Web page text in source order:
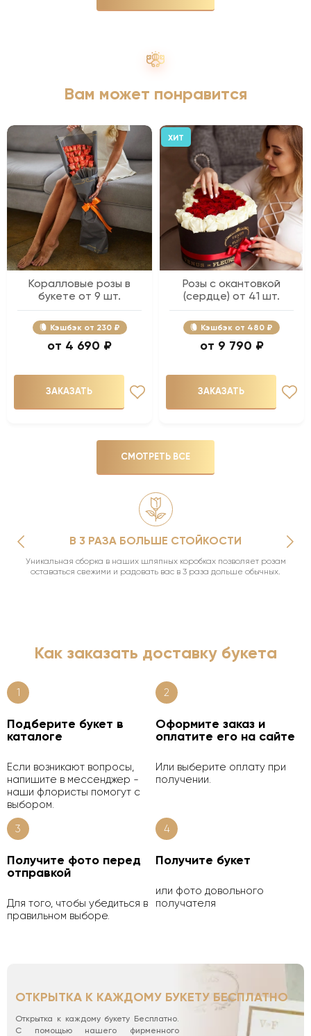
Вам может понравится
Коралловые розы в
букете от 9 шт.
Кэшбэк 230 ₽
4 690 ₽
ЗАКАЗАТЬ
ХИТ
Розы с окантовкой
(сердце) от 41 шт.
Кэшбэк 480 ₽
9 790 ₽
ЗАКАЗАТЬ
СМОТРЕТЬ ВСЕ
В 3 РАЗА БОЛЬШЕ СТОЙКОСТИ
Уникальная сборка в наших шляпных коробках позволяет розам
оставаться свежими и радовать вас в 3 раза дольше обычных.
Как заказать доставку букета
1
Подберите букет в
каталоге
Если возникают вопросы,
напишите в мессенджер -
наши флористы помогут с
выбором.
2
Оформите заказ и
оплатите его на сайте
Или выберите оплату при
получении.
3
Получите фото перед
отправкой
Для того, чтобы убедиться в
правильном выборе.
4
Получите букет
или фото довольного
получателя
ОТКРЫТКА К КАЖДОМУ БУКЕТУ БЕСПЛАТНО
Открытка к каждому букету Бесплатно.
С помощью нашего фирменного